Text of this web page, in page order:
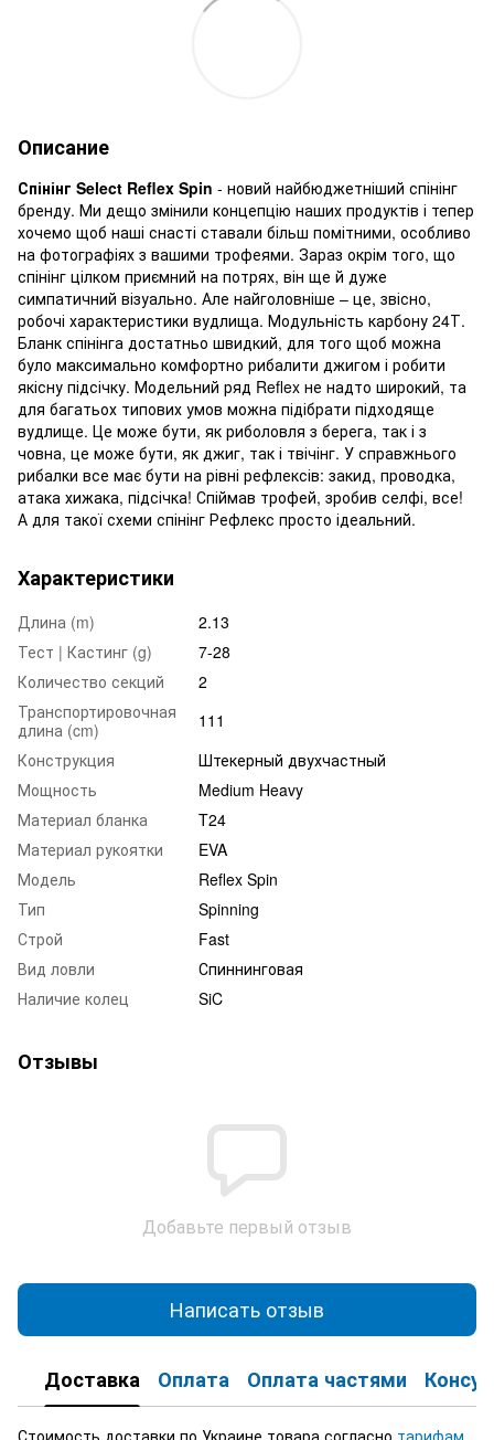
Описание
Спінінг Select Reflex Spin - новий найбюджетніший спінінг
бренду. Ми дещо змінили концепцію наших продуктів і тепер
хочемо щоб наші снасті ставали більш помітними, особливо
на фотографіях з вашими трофеями. Зараз окрім того, що
спінінг цілком приємний на потрях, він ще й дуже
симпатичний візуально. Але найголовніше – це, звісно,
робочі характеристики вудлища. Модульність карбону 24Т.
Бланк спінінга достатньо швидкий, для того щоб можна
було максимально комфортно рибалити джигом і робити
якісну підсічку. Модельний ряд Reflex не надто широкий, та
для багатьох типових умов можна підібрати підходяще
вудлище. Це може бути, як риболовля з берега, так і з
човна, це може бути, як джиг, так і твічінг. У справжнього
рибалки все має бути на рівні рефлексів: закид, проводка,
атака хижака, підсічка! Спіймав трофей, зробив селфі, все!
А для такої схеми спінінг Рефлекс просто ідеальний.
Характеристики
Длина (m)
2.13
Тест | Кастинг (g)
7-28
Количество секций
2
Транспортировочная
длина (cm)
111
Конструкция
Штекерный двухчастный
Мощность
Medium Heavy
Материал бланка
T24
Материал рукоятки
EVA
Модель
Reflex Spin
Тип
Spinning
Строй
Fast
Вид ловли
Спиннинговая
Наличие колец
SiC
Отзывы
Добавьте первый отзыв
Написать отзыв
Доставка Оплата Оплата частями
Стоимость доставки по Украине товара согласно тарифам